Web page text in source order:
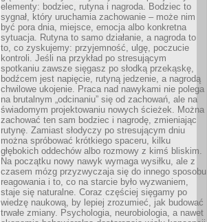
elementy: bodziec, rutyna i nagroda. Bodziec to
sygnał, który uruchamia zachowanie – może nim
być pora dnia, miejsce, emocja albo konkretna
sytuacja. Rutyna to samo działanie, a nagroda to
to, co zyskujemy: przyjemność, ulgę, poczucie
kontroli. Jeśli na przykład po stresującym
spotkaniu zawsze sięgasz po słodką przekąskę,
bodźcem jest napięcie, rutyną jedzenie, a nagrodą
chwilowe ukojenie. Praca nad nawykami nie polega
na brutalnym „odcinaniu” się od zachowań, ale na
świadomym projektowaniu nowych ścieżek. Można
zachować ten sam bodziec i nagrodę, zmieniając
rutynę. Zamiast słodyczy po stresującym dniu
można spróbować krótkiego spaceru, kilku
głębokich oddechów albo rozmowy z kimś bliskim.
Na początku nowy nawyk wymaga wysiłku, ale z
czasem mózg przyzwyczaja się do innego sposobu
reagowania i to, co na starcie było wyzwaniem,
staje się naturalne. Coraz częściej sięgamy po
wiedzę naukową, by lepiej zrozumieć, jak budować
trwałe zmiany. Psychologia, neurobiologia, a nawet